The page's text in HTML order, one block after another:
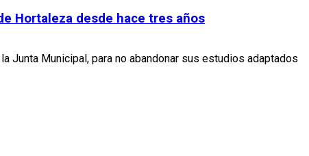
Hortaleza desde hace tres años
Junta Municipal, para no abandonar sus estudios adaptados